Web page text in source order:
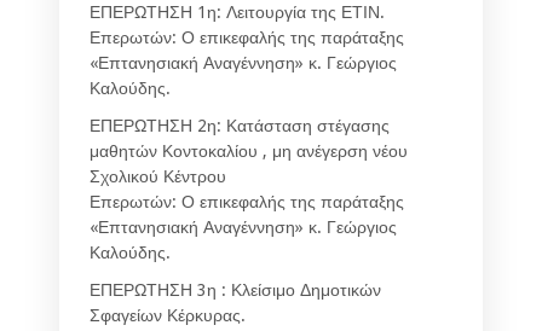
ΕΠΕΡΩΤΗΣΗ 1η: Λειτουργία της ΕΤΙΝ.
Επερωτών: Ο επικεφαλής της παράταξης
«Επτανησιακή Αναγέννηση» κ. Γεώργιος
Καλούδης.
ΕΠΕΡΩΤΗΣΗ 2η: Κατάσταση στέγασης
μαθητών Κοντοκαλίου , μη ανέγερση νέου
Σχολικού Κέντρου
Επερωτών: Ο επικεφαλής της παράταξης
«Επτανησιακή Αναγέννηση» κ. Γεώργιος
Καλούδης.
ΕΠΕΡΩΤΗΣΗ 3η : Κλείσιμο Δημοτικών
Σφαγείων Κέρκυρας.